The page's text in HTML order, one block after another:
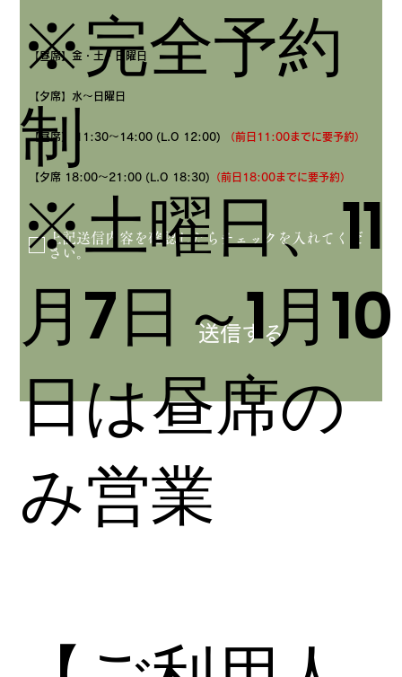
上記送信内容を確認したらチェックを入れてくだ
さい。
送信する
【昼席】金・土・日曜日
【夕席】水～日曜日
【昼席】 11:30～14:00 (L.O 12:00) （前日11:00までに要予約）
【夕席 18:00～21:00 (L.O 18:30) （前日18:00までに要予約）
※完全予約
制
※土曜日、11
月7日～1月10
日は昼席の
み営業